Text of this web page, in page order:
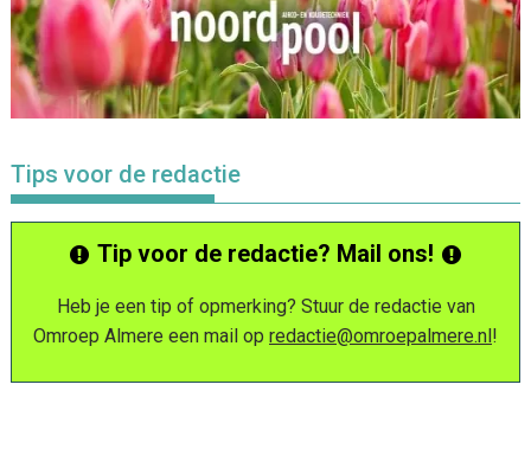
Tips voor de redactie
Tip voor de redactie? Mail ons!
Heb je een tip of opmerking? Stuur de redactie van
Omroep Almere een mail op redactie@omroepalmere.nl!